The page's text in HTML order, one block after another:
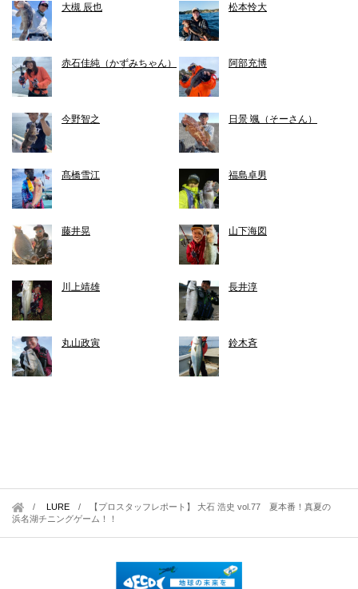
大槻 辰也 松本怜大
赤石佳純（かずみちゃん） 阿部充博
今野智之 日景 颯（そーさん）
髙橋雪江 福島卓男
藤井晃 山下海図
川上靖雄 長井淳
丸山政寅 鈴木斉
LURE /
【プロスタッフレポート】 大石 浩史 vol.77 夏本番！真夏の
浜名湖チニングゲーム！！